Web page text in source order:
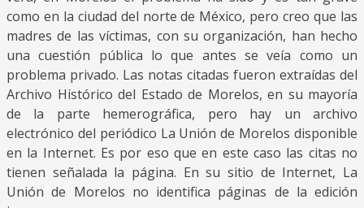
como en la ciudad del norte de México, pero creo que las
madres de las víctimas, con su organización, han hecho
una cuestión pública lo que antes se veía como un
problema privado. Las notas citadas fueron extraídas del
Archivo Histórico del Estado de Morelos, en su mayoría
de la parte hemerográfica, pero hay un archivo
electrónico del periódico La Unión de Morelos disponible
en la Internet. Es por eso que en este caso las citas no
tienen señalada la página. En su sitio de Internet, La
Unión de Morelos no identifica páginas de la edición